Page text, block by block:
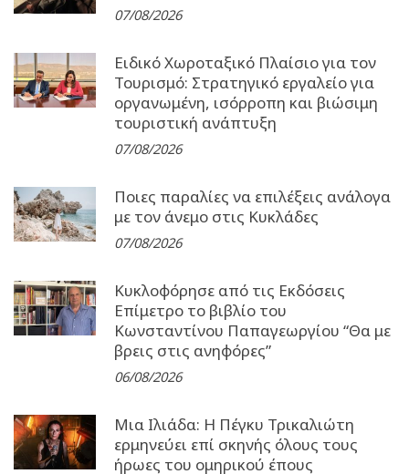
07/08/2026
Ειδικό Χωροταξικό Πλαίσιο για τον
Τουρισμό: Στρατηγικό εργαλείο για
οργανωμένη, ισόρροπη και βιώσιμη
τουριστική ανάπτυξη
07/08/2026
Ποιες παραλίες να επιλέξεις ανάλογα
με τον άνεμο στις Κυκλάδες
07/08/2026
Κυκλοφόρησε από τις Εκδόσεις
Επίμετρο το βιβλίο του
Κωνσταντίνου Παπαγεωργίου “Θα με
βρεις στις ανηφόρες”
06/08/2026
Μια Ιλιάδα: H Πέγκυ Τρικαλιώτη
ερμηνεύει επί σκηνής όλους τους
ήρωες του ομηρικού έπους